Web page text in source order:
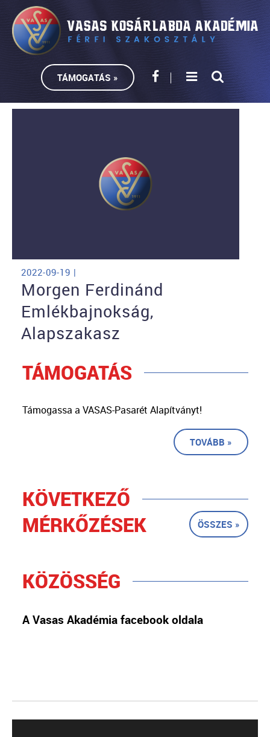
TÁMOGATÁS »
2022-09-19 |
Morgen Ferdinánd
Emlékbajnokság,
Alapszakasz
TÁMOGATÁS
Támogassa a VASAS-Pasarét Alapítványt!
TOVÁBB »
KÖVETKEZŐ
MÉRKŐZÉSEK
ÖSSZES »
KÖZÖSSÉG
A Vasas Akadémia facebook oldala